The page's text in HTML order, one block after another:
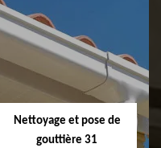
Etanchéité de
faitage et faitière
31
Nettoyage et pose de
gouttière 31